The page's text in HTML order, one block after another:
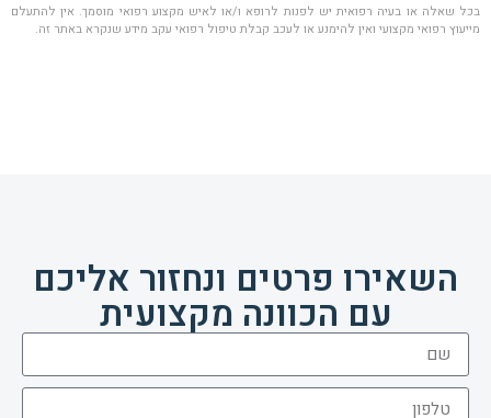
בכל שאלה או בעיה רפואית יש לפנות לרופא ו/או לאיש מקצוע רפואי מוסמך. אין להתעלם
מייעוץ רפואי מקצועי ואין להימנע או לעכב קבלת טיפול רפואי עקב מידע שנקרא באתר זה.
השאירו פרטים ונחזור אליכם
עם הכוונה מקצועית